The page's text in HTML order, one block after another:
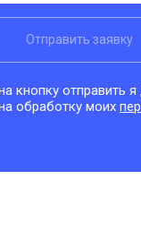
Отправить заявку
кнопку отправить
обработку моих